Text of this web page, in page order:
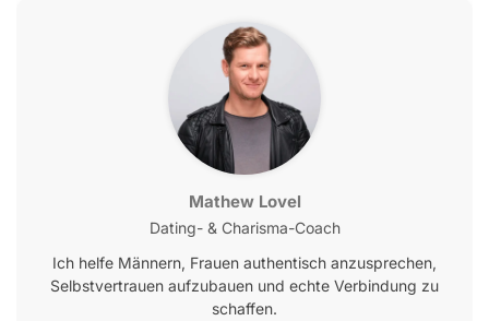
Mathew Lovel
Dating- & Charisma-Coach
Ich helfe Männern, Frauen authentisch anzusprechen,
Selbstvertrauen aufzubauen und echte Verbindung zu
schaffen.